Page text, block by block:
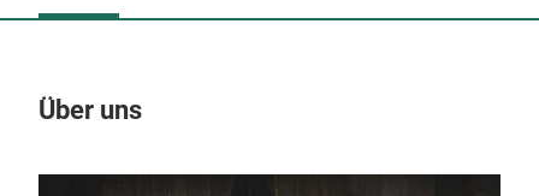
Über uns